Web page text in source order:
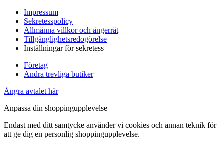
Impressum
Sekretesspolicy
Allmänna villkor och ångerrät
Tillgänglighetsredogörelse
Inställningar för sekretess
Företag
Andra trevliga butiker
Ångra avtalet här
Anpassa din shoppingupplevelse
Endast med ditt samtycke använder vi cookies och annan teknik för
att ge dig en personlig shoppingupplevelse.